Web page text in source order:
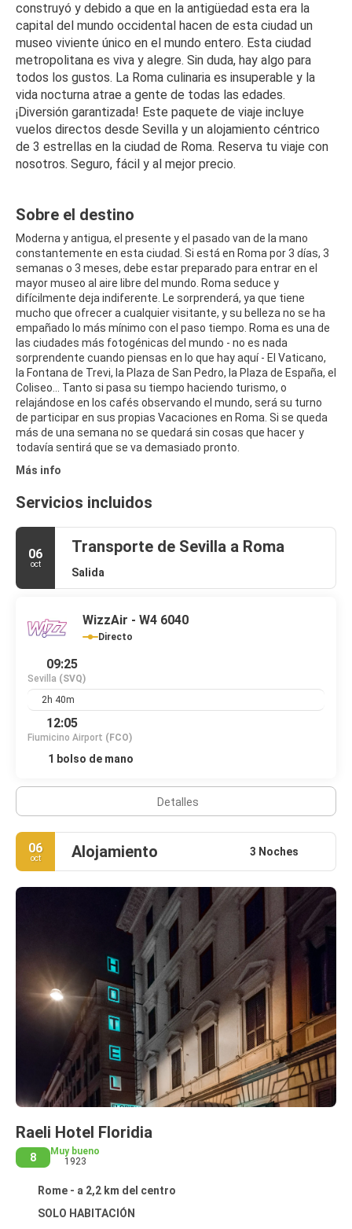
construyó y debido a que en la antigüedad esta era la
capital del mundo occidental hacen de esta ciudad un
museo viviente único en el mundo entero. Esta ciudad
metropolitana es viva y alegre. Sin duda, hay algo para
todos los gustos. La Roma culinaria es insuperable y la
vida nocturna atrae a gente de todas las edades.
¡Diversión garantizada! Este paquete de viaje incluye
vuelos directos desde Sevilla y un alojamiento céntrico
de 3 estrellas en la ciudad de Roma. Reserva tu viaje con
nosotros. Seguro, fácil y al mejor precio.
Sobre el destino
Moderna y antigua, el presente y el pasado van de la mano
constantemente en esta ciudad. Si está en Roma por 3 días, 3
semanas o 3 meses, debe estar preparado para entrar en el
mayor museo al aire libre del mundo. Roma seduce y
difícilmente deja indiferente. Le sorprenderá, ya que tiene
mucho que ofrecer a cualquier visitante, y su belleza no se ha
empañado lo más mínimo con el paso tiempo. Roma es una de
las ciudades más fotogénicas del mundo - no es nada
sorprendente cuando piensas en lo que hay aquí - El Vaticano,
la Fontana de Trevi, la Plaza de San Pedro, la Plaza de España, el
Coliseo... Tanto si pasa su tiempo haciendo turismo, o
relajándose en los cafés observando el mundo, será su turno
de participar en sus propias Vacaciones en Roma. Si se queda
más de una semana no se quedará sin cosas que hacer y
todavía sentirá que se va demasiado pronto.
Más info
Servicios incluidos
06
oct
Transporte de Sevilla a Roma
Salida
WizzAir - W4 6040
Directo
09:25
Sevilla (SVQ)
2h 40m
12:05
Fiumicino Airport (FCO)
1 bolso de mano
Detalles
06
oct Alojamiento 3 Noches
Raeli Hotel Floridia
8
Muy bueno
1923
Rome - a 2,2 km del centro
SOLO HABITACIÓN